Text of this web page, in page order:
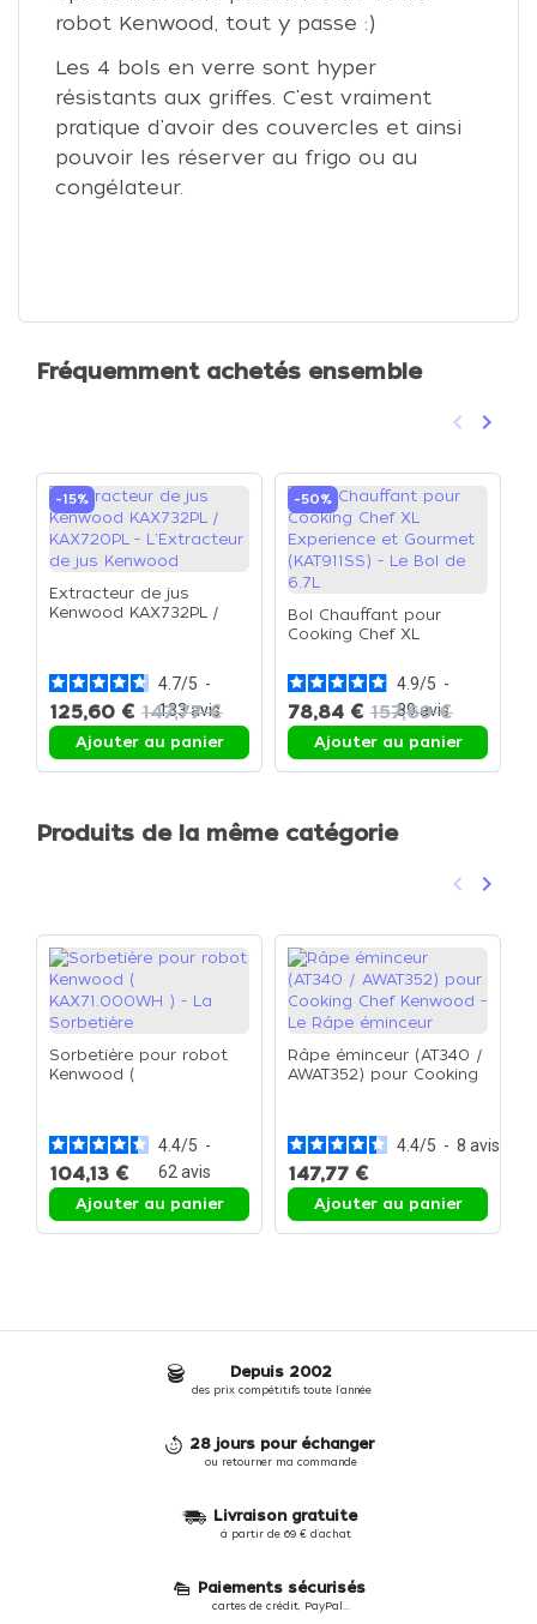
robot Kenwood, tout y passe :)
Les 4 bols en verre sont hyper
résistants aux griffes. C'est vraiment
pratique d'avoir des couvercles et ainsi
pouvoir les réserver au frigo ou au
congélateur.
Fréquemment achetés ensemble
Précédent
keyboard_arrow_left keyboard_arrow_right
-15%
Extracteur de jus
Kenwood KAX732PL /
4.7/5 -
133avis
125,60 € 147,77 €
Ajouter au panier
-50%
Bol Chauffant pour
Cooking Chef XL
(KAT911SS) - Le Bol de
6.7L
4.9/5 -
89avis
78,84 € 157,69 €
Ajouter au panier
Produits de la même catégorie
Précédent
keyboard_arrow_left keyboard_arrow_right
Sorbetière pour robot
Kenwood (
4.4/5 -
62 avis
104,13 €
Ajouter au panier
Râpe éminceur (AT340 /
AWAT352) pour Cooking
4.4/5 - 8 avis
147,77 €
Ajouter au panier
Depuis 2002
des prix compétitifs toute l'année
28 jours pour échanger
ou retourner ma commande
Livraison gratuite
à partir de 69 € d'achat
Paiements sécurisés
cartes de crédit, PayPal...